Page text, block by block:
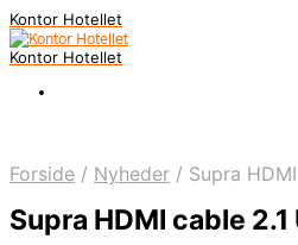
Kontor Hotellet
Kontor Hotellet
Forside / Nyheder / Supra
Supra HDMI cable 2.1